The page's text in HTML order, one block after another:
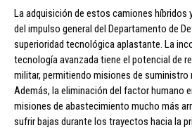
La adquisición de estos camiones híbridos
del impulso general del Departamento de
superioridad tecnológica aplastante. La
tecnología avanzada tiene el potencial de
militar, permitiendo misiones de suministro
Además, la eliminación del factor humano
misiones de abastecimiento mucho más
sufrir bajas durante los trayectos hacia la